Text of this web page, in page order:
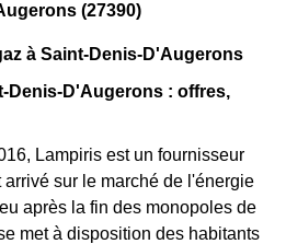
(27390)
à Saint-Denis-D'Augerons
Denis-D'Augerons : offres,
Lampiris est un fournisseur
sur le marché de l'énergie
après la fin des monopoles de
met à disposition des habitants